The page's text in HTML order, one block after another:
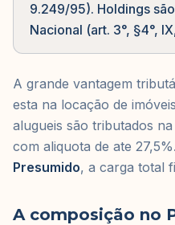
9.249/95). Holdings
Nacional (art. 3°, §4°,
A grande vantagem
esta na locação de
alugueis são tributados
com aliquota de ate
Presumido, a carga total
A composição no